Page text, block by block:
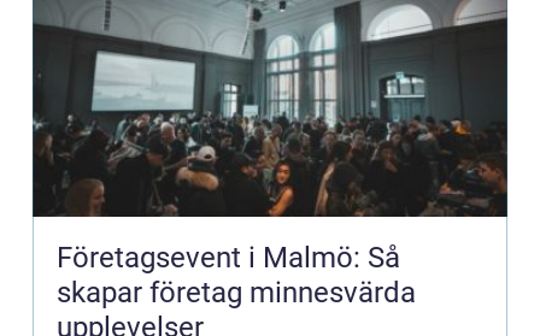
Företagsevent i Malmö: Så
skapar företag minnesvärda
upplevelser